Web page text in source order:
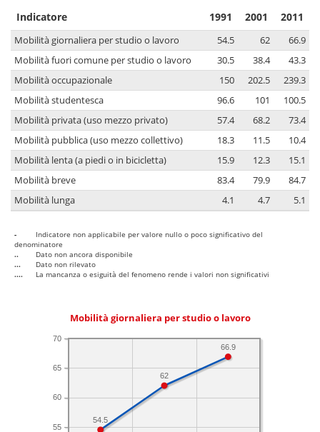
Indicatore 1991 2001 2011
Mobilità giornaliera per studio o lavoro 54.5 62
66.9
Mobilità fuori comune per studio o lavoro
30.5 38.4
43.3
Mobilità occupazionale
150 202.5
239.3
Mobilità studentesca
96.6 101
100.5
Mobilità privata (uso mezzo privato)
57.4 68.2
73.4
Mobilità pubblica (uso mezzo collettivo)
18.3 11.5
10.4
Mobilità lenta (a piedi o in bicicletta)
15.9 12.3
15.1
Mobilità breve
83.4 79.9
84.7
Mobilità lunga
4.1 4.7 5.1
-
Indicatore non applicabile per valore nullo o poco significativo del
denominatore
..
Dato non ancora disponibile
...
Dato non rilevato
....
La mancanza o esiguità del fenomeno rende i valori non significativi
Mobilità giornaliera per studio o lavoro
55
60
65
70
66.9
62
54.5